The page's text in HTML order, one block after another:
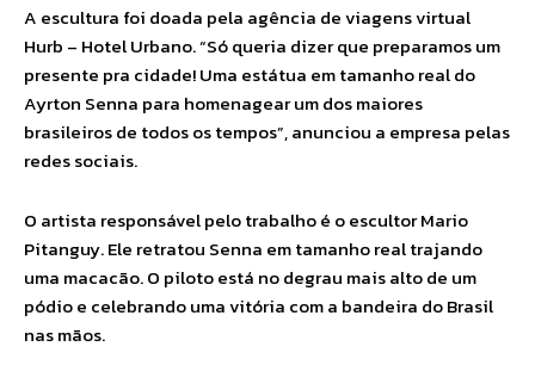
m
a
m
n
h
o
a
é
i
n
s
t
A escultura foi doada pela agência de viagens virtual
Hurb – Hotel Urbano. “Só queria dizer que preparamos um
presente pra cidade! Uma estátua em tamanho real do
Ayrton Senna para homenagear um dos maiores
brasileiros de todos os tempos”, anunciou a empresa pelas
redes sociais.
O artista responsável pelo trabalho é o escultor Mario
Pitanguy. Ele retratou Senna em tamanho real trajando
uma macacão. O piloto está no degrau mais alto de um
pódio e celebrando uma vitória com a bandeira do Brasil
nas mãos.